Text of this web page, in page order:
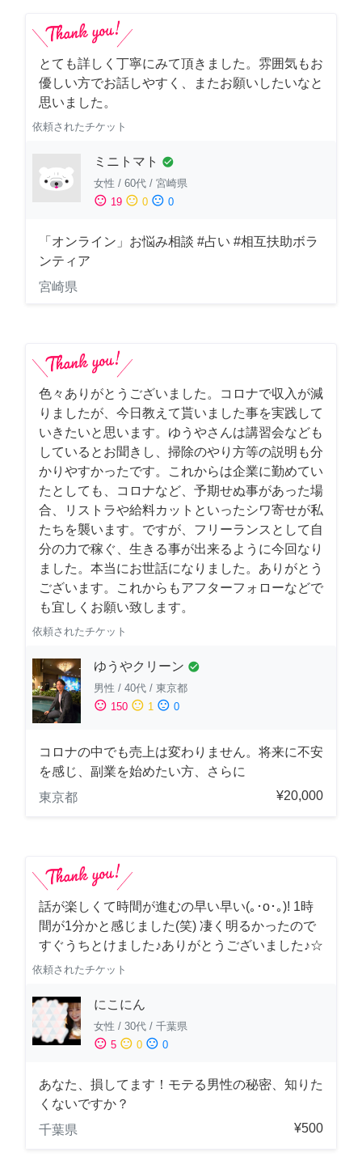
とても詳しく丁寧にみて頂きました。雰囲気もお
優しい方でお話しやすく、またお願いしたいなと
思いました。
依頼されたチケット
ミニトマト check_circle
女性 / 60代 / 宮崎県
sentiment_satisfied 19 sentiment_neutral 0 sentiment_dissatisfied 0
「オンライン」お悩み相談 #占い #相互扶助ボラ
ンティア
宮崎県
色々ありがとうございました。コロナで収入が減
りましたが、今日教えて貰いました事を実践して
いきたいと思います。ゆうやさんは講習会なども
しているとお聞きし、掃除のやり方等の説明も分
かりやすかったです。これからは企業に勤めてい
たとしても、コロナなど、予期せぬ事があった場
合、リストラや給料カットといったシワ寄せが私
たちを襲います。ですが、フリーランスとして自
分の力で稼ぐ、生きる事が出来るように今回なり
ました。本当にお世話になりました。ありがとう
ございます。これからもアフターフォローなどで
も宜しくお願い致します。
依頼されたチケット
ゆうやクリーン check_circle
男性 / 40代 / 東京都
sentiment_satisfied 150 sentiment_neutral 1 sentiment_dissatisfied 0
コロナの中でも売上は変わりません。将来に不安
を感じ、副業を始めたい方、さらに
東京都
¥20,000
話が楽しくて時間が進むの早い早い(｡･о･｡)! 1時
間が1分かと感じました(笑) 凄く明るかったので
すぐうちとけました♪ありがとうございました♪☆
依頼されたチケット
にこにん
女性 / 30代 / 千葉県
sentiment_satisfied 5 sentiment_neutral 0 sentiment_dissatisfied 0
あなた、損してます！モテる男性の秘密、知りた
くないですか？
千葉県
¥500